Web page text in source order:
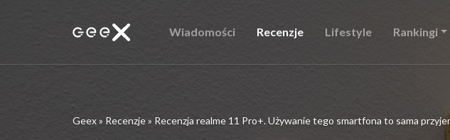
Wiadomości Recenzje Lifestyle Rankingi
Geex» Recenzje» Recenzja realme 11 Pro+. Używanie tego smartfona to sama